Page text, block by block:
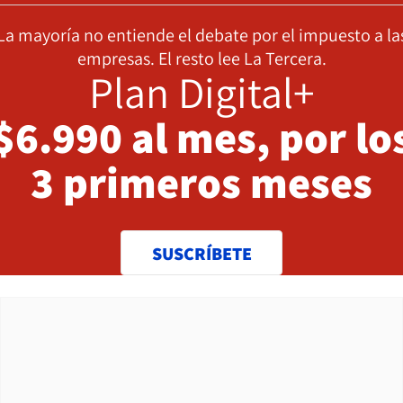
mayoría no entiende el debate por el impuesto a
empresas. El resto lee La Tercera.
Plan Digital+
al mes, por
3 primeros meses
SUSCRÍBETE